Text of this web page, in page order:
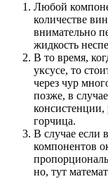
Любой
количестве
внимательно
жидкость
В то время,
уксусе, то
через чур
позже, в
консистенции,
горчица.
В случае если
компонентов
но, тут